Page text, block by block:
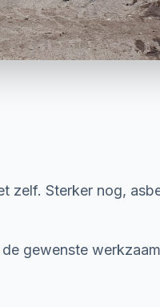
zelf. Sterker nog,
gewenste